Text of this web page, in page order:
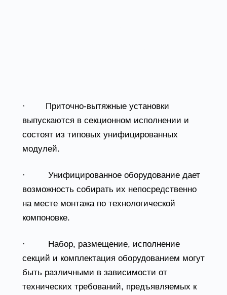
· Приточно-вытяжные установки
выпускаются в секционном исполнении и
состоят из типовых унифицированных
модулей.
· Унифицированное оборудование дает
возможность собирать их непосредственно
на месте монтажа по технологической
компоновке.
· Набор, размещение, исполнение
секций и комплектация оборудованием могут
быть различными в зависимости от
технических требований, предъявляемых к